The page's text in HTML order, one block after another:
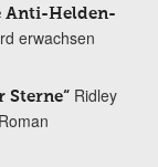
Anti-Helden-
erwachsen
Sterne“ Ridley